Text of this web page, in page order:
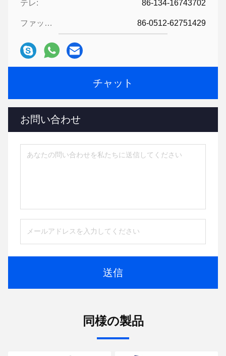
テレ: 86-134-16743702
ファックス: 86-0512-62751429
チャット
お問い合わせ
送信
同様の製品